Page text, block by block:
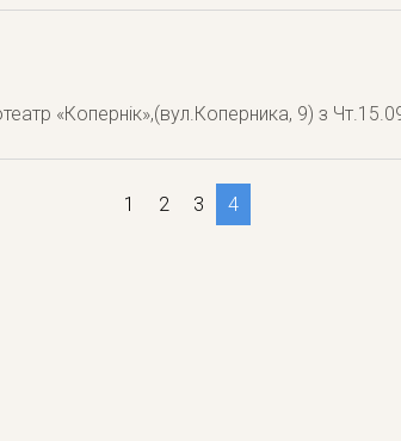
«Копернік»,(вул.Коперника, 9) з
1 2 3 4